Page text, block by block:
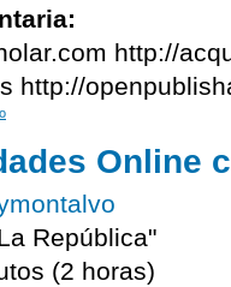
http://
http://
Online
República"
(2 horas)